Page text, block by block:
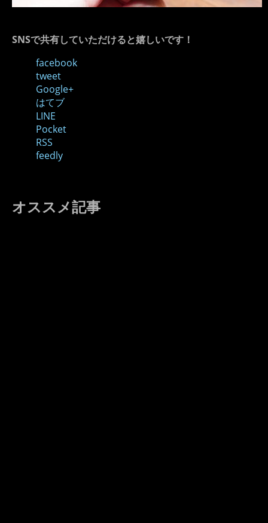
SNSで共有していただけると嬉しいです！
facebook
tweet
Google+
はてブ
LINE
Pocket
RSS
feedly
オススメ記事